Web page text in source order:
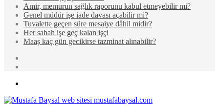
Amir, memurun sağlık raporunu kabul etmeyebilir mi?
Genel müdür işe iade davası açabilir mi?
Tuvalette geçen süre mesaiye dâhil midir?
Her sabah işe geç kalan işçi
Maaş kaç gün gecikirse tazminat alınabilir?